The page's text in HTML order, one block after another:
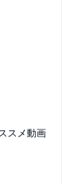
スメ動画